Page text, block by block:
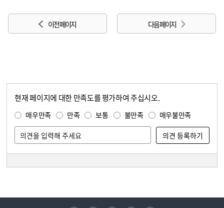
이전 페이지 다음 페이지
현재 페이지에 대한 만족도를 평가하여 주십시오.
매우만족 만족 보통 불만족 매우불만족
유튜브 페이스북 인스타그램 블로그 트위터